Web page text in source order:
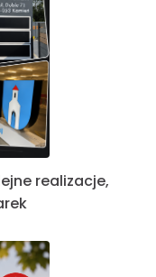
realizacje,